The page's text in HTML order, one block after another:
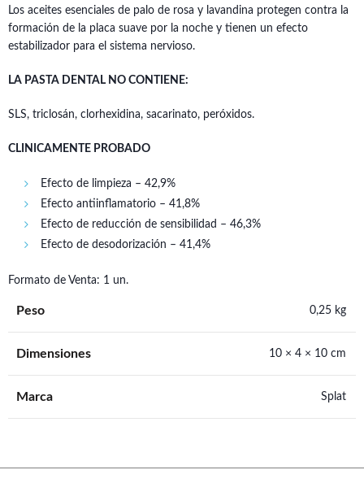
Los aceites esenciales de palo de rosa y lavandina protegen contra la
formación de la placa suave por la noche y tienen un efecto
estabilizador para el sistema nervioso.
LA PASTA DENTAL NO CONTIENE:
SLS, triclosán, clorhexidina, sacarinato, peróxidos.
CLINICAMENTE PROBADO
Efecto de limpieza – 42,9%
Efecto antiinflamatorio – 41,8%
Efecto de reducción de sensibilidad – 46,3%
Efecto de desodorización – 41,4%
Formato de Venta: 1 un.
Peso 0,25 kg
Dimensiones 10 × 4 × 10 cm
Marca Splat